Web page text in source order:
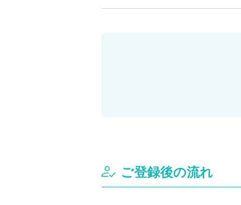
ご登録後の流れ